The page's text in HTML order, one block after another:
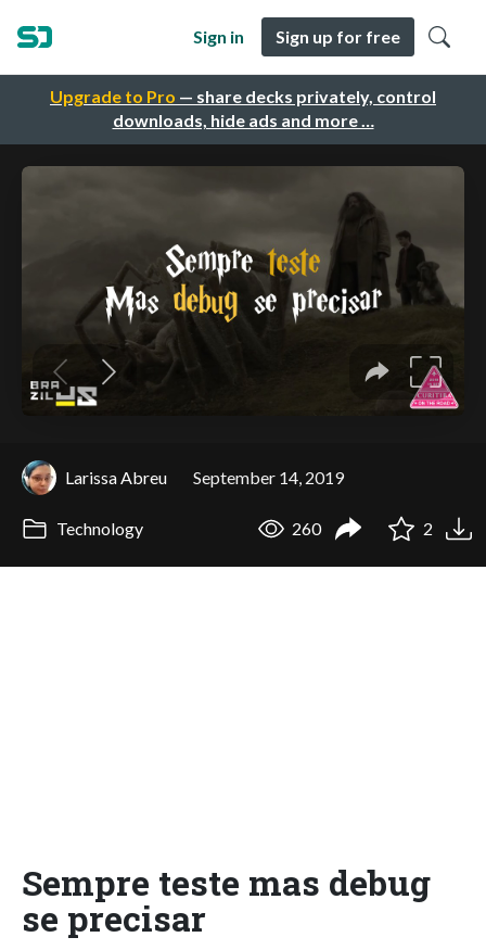
Upgrade to Pro — share decks privately, control
downloads, hide ads and more …
Sign in Sign up for free
Larissa Abreu September 14, 2019
Technology 260 2
Sempre teste mas debug
se precisar